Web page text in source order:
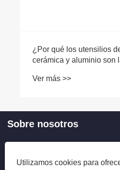
¿Por qué los utensilios
cerámica y aluminio son
Ver más >>
Sobre nosotros
Utilizamos cookies para